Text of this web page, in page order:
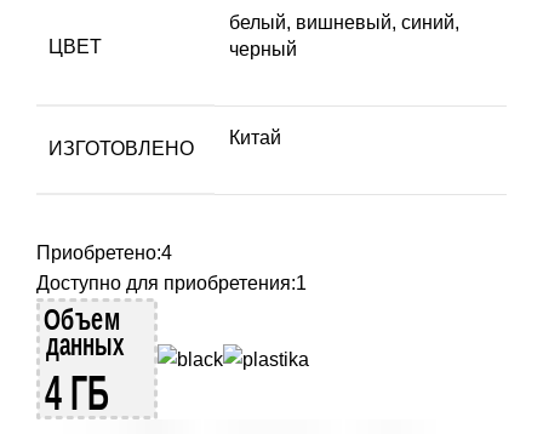
ЦВЕТ
белый, вишневый, синий,
черный
ИЗГОТОВЛЕНО
Китай
Приобретено:4
Доступно для приобретения:1